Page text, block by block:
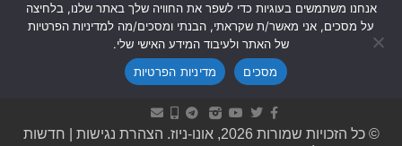
© כל הזכויות שמורות 2026, אונו-ניוז. הצהרת נגישות
חדשות
אנחנו משתמשים בעוגיות כדי לשפר את החוויה שלך באתר שלנו, בלחיצה
על מסכים, אני מאשר/ת שקראתי, הבנתי ומסכים/מה למדיניות הפרטיות
של האתר ולעיבוד המידע האישי שלי.
מסכים
מדיניות הפרטיות